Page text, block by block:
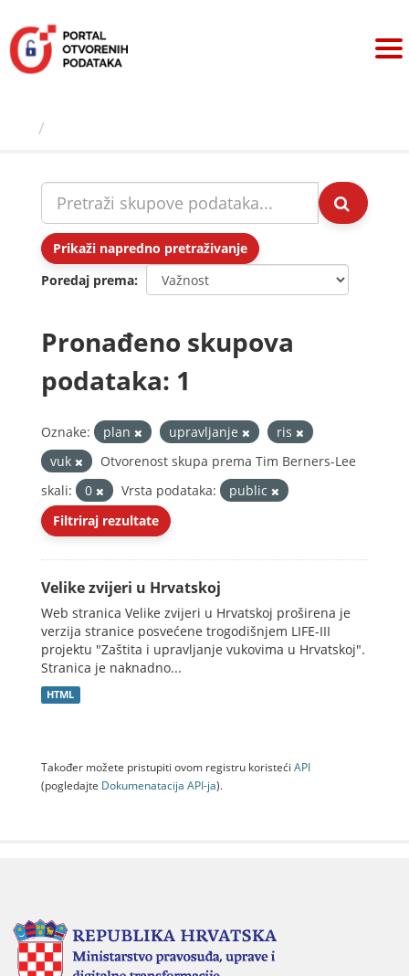
sadržaj
Prikaži napredno pretraživanje
Poredaj prema
Pronađeno skupova
podataka: 1
Oznake: plan upravljanje
ris
vuk
Otvorenost skupa prema Tim Berners-Lee
skali:
0 Vrsta podataka:
public
Filtriraj rezultate
Velike zvijeri u Hrvatskoj
Web stranica Velike zvijeri u Hrvatskoj proširena je
verzija stranice posvećene trogodišnjem LIFE-III
projektu "Zaštita i upravljanje vukovima u Hrvatskoj".
Stranica je naknadno...
HTML
Također možete pristupiti ovom registru koristeći API
(pogledajte Dokumenаtаcijа API-jа).